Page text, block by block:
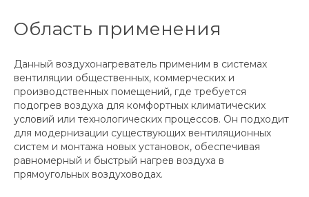
Область применения
Данный воздухонагреватель применим в системах
вентиляции общественных, коммерческих и
производственных помещений, где требуется
подогрев воздуха для комфортных климатических
условий или технологических процессов. Он подходит
для модернизации существующих вентиляционных
систем и монтажа новых установок, обеспечивая
равномерный и быстрый нагрев воздуха в
прямоугольных воздуховодах.